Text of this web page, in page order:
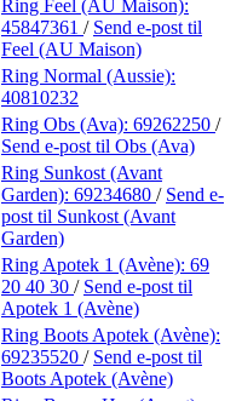
Ring Feel (AU Maison):
45847361 / Send e-post til
Feel (AU Maison)
Ring Normal (Aussie):
40810232
Ring Obs (Ava): 69262250 /
Send e-post til Obs (Ava)
Ring Sunkost (Avant
Garden): 69234680 / Send e-
post til Sunkost (Avant
Garden)
Ring Apotek 1 (Avène): 69
20 40 30 / Send e-post til
Apotek 1 (Avène)
Ring Boots Apotek (Avène):
69235520 / Send e-post til
Boots Apotek (Avène)